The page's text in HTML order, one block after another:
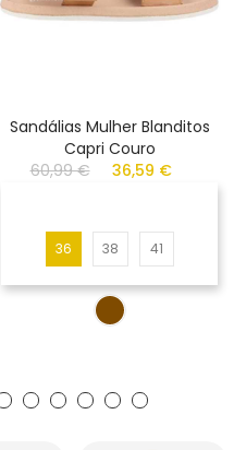
Sandálias Mulher Blanditos
Capri Couro
60,99 €
36,59 €
36 38 41